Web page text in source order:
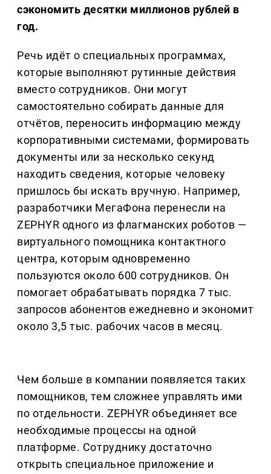
сэкономить десятки миллионов рублей в
год.
Речь идёт о специальных программах,
которые выполняют рутинные действия
вместо сотрудников. Они могут
самостоятельно собирать данные для
отчётов, переносить информацию между
корпоративными системами, формировать
документы или за несколько секунд
находить сведения, которые человеку
пришлось бы искать вручную. Например,
разработчики МегаФона перенесли на
ZEPHYR одного из флагманских роботов —
виртуального помощника контактного
центра, которым одновременно
пользуются около 600 сотрудников. Он
помогает обрабатывать порядка 7 тыс.
запросов абонентов ежедневно и экономит
около 3,5 тыс. рабочих часов в месяц.
Чем больше в компании появляется таких
помощников, тем сложнее управлять ими
по отдельности. ZEPHYR объединяет все
необходимые процессы на одной
платформе. Сотруднику достаточно
открыть специальное приложение и